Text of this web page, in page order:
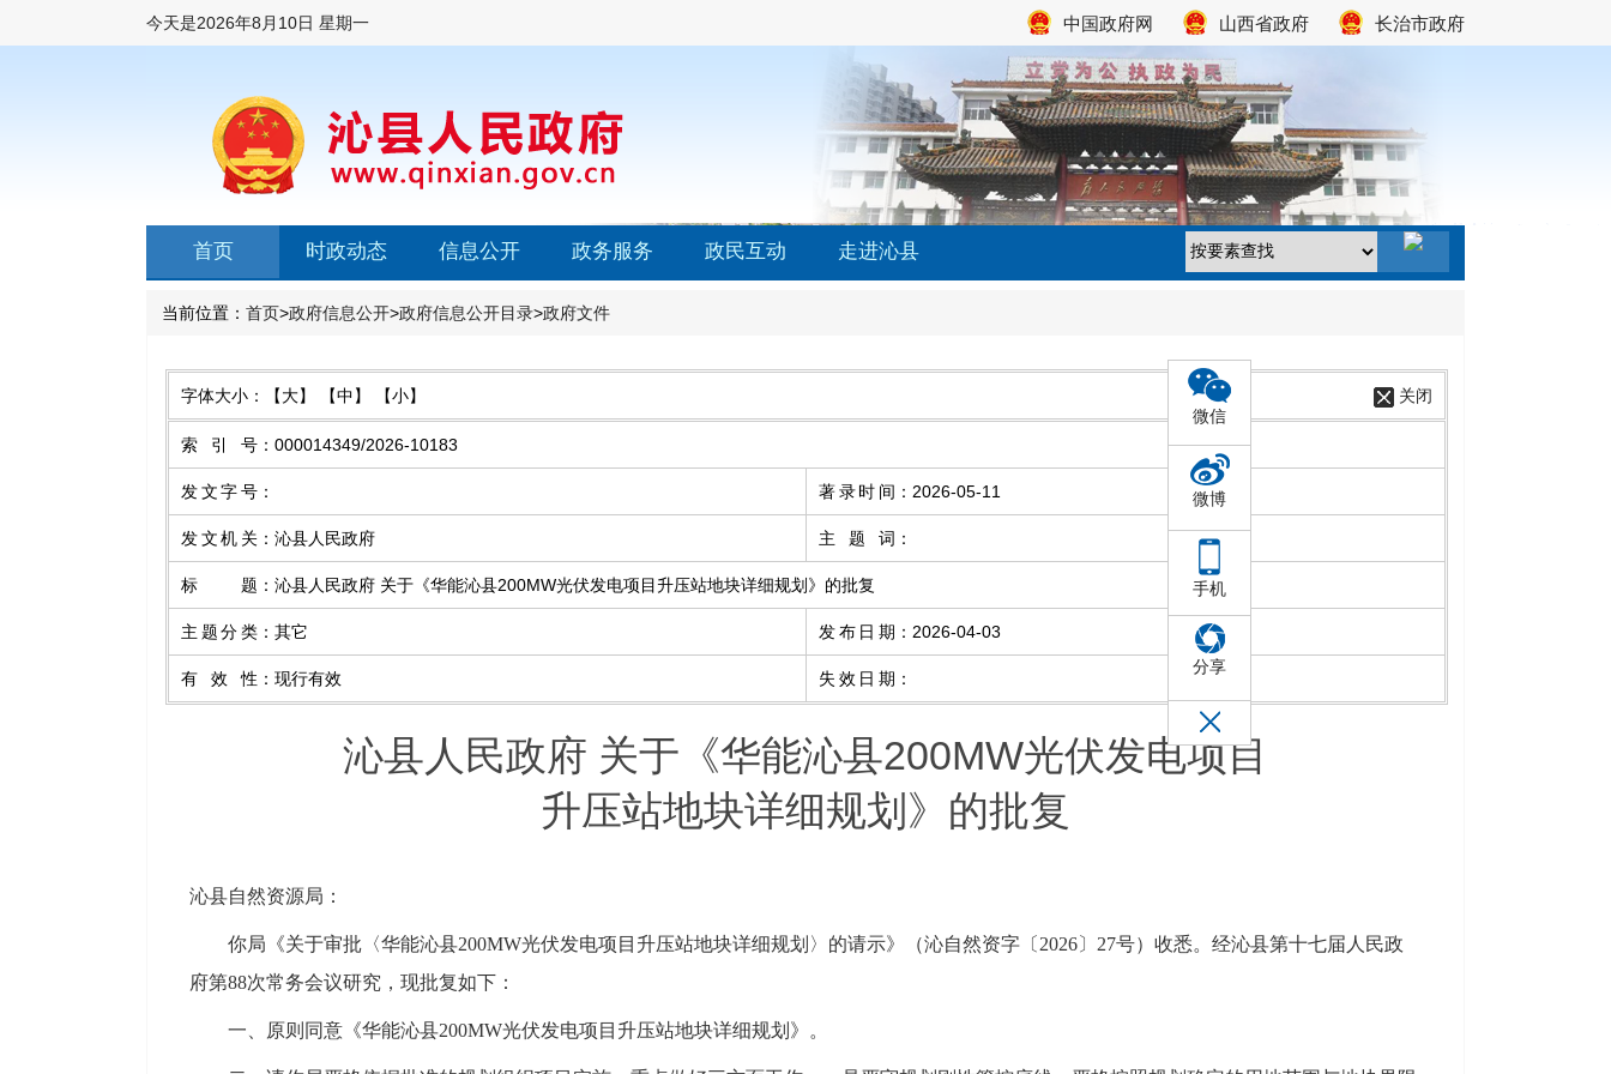
微信
微博
手机
分享
今天是2026年8月10日 星期一 中国政府网 山西省政府 长治市政府
首页 时政动态 信息公开 政务服务 政民互动 走进沁县
当前位置： 首页>政府信息公开>政府信息公开目录>政府文件
字体大小： 【大】 【中】 【小】 关闭
索引号 ： 000014349/2026-10183
发文字号 ： 著录时间 ： 2026-05-11
发文机关 ： 沁县人民政府 主题词 ：
标题 ： 沁县人民政府 关于《华能沁县200MW光伏发电项目升压站地块详细规划》的批复
主题分类 ： 其它 发布日期 ： 2026-04-03
有效性 ： 现行有效 失效日期 ：
沁县人民政府 关于《华能沁县200MW光伏发电项目
升压站地块详细规划》的批复
沁县自然资源局：
你局《关于审批〈华能沁县200MW光伏发电项目升压站地块详细规划〉的请示》（沁自然资字〔2026〕27号）收悉。经沁县第十七届人民政
府第88次常务会议研究，现批复如下：
一、原则同意《华能沁县200MW光伏发电项目升压站地块详细规划》。